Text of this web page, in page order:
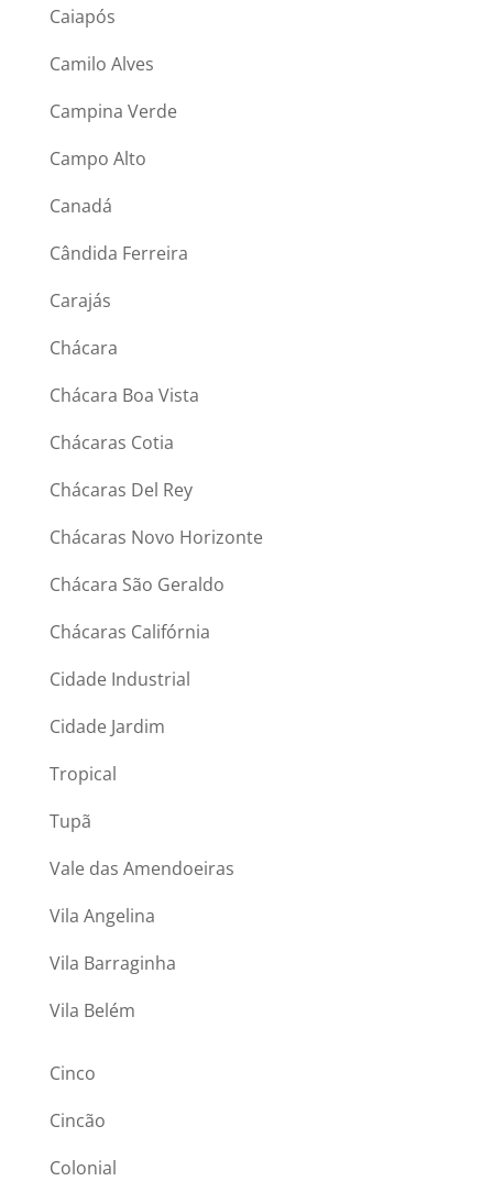
Caiapós
Camilo Alves
Campina Verde
Campo Alto
Canadá
Cândida Ferreira
Carajás
Chácara
Chácara Boa Vista
Chácaras Cotia
Chácaras Del Rey
Chácaras Novo Horizonte
Chácara São Geraldo
Chácaras Califórnia
Cidade Industrial
Cidade Jardim
Tropical
Tupã
Vale das Amendoeiras
Vila Angelina
Vila Barraginha
Vila Belém
Cinco
Cincão
Colonial